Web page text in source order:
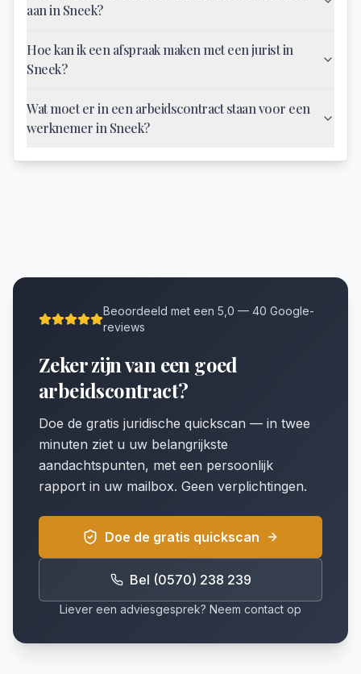
aan in Sneek?
Hoe kan ik een afspraak maken met een jurist in
Sneek?
Wat moet er in een arbeidscontract staan voor een
werknemer in Sneek?
Beoordeeld met een 5,0 — 40 Google-
reviews
Zeker zijn van een goed
arbeidscontract?
Doe de gratis juridische quickscan — in twee
minuten ziet u uw belangrijkste
aandachtspunten, met een persoonlijk
rapport in uw mailbox. Geen verplichtingen.
Doe de gratis quickscan
Bel (0570) 238 239
Liever een adviesgesprek? Neem contact op